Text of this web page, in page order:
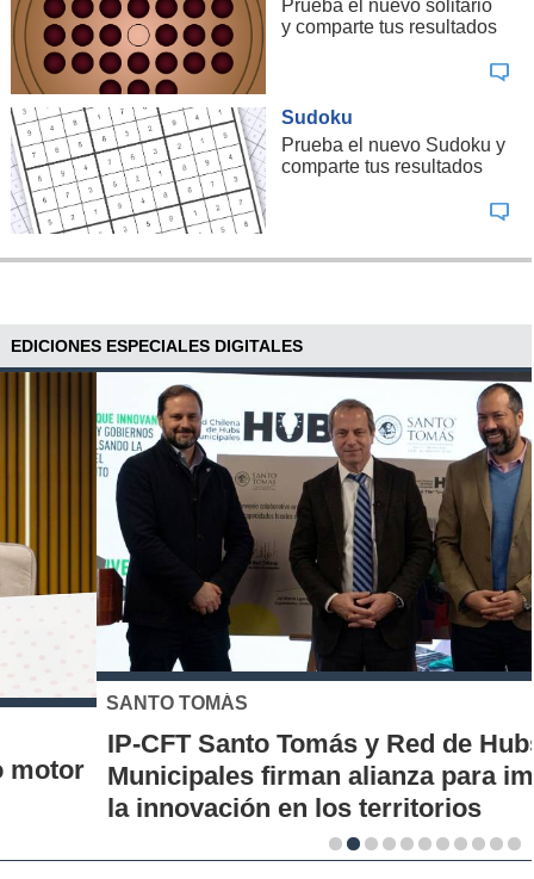
Prueba el nuevo solitario
y comparte tus resultados
Sudoku
Prueba el nuevo Sudoku y
comparte tus resultados
EDICIONES ESPECIALES DIGITALES
SANTO TOMÁS
IP-CFT Santo Tomás y Red de Hubs
Municipales firman alianza para impulsar
la innovación en los territorios